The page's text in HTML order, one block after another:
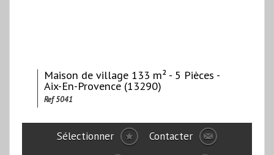
Maison de village 133 m² - 5 Pièces -
Aix-En-Provence (13290)
Ref 5041
Sélectionner
Contacter